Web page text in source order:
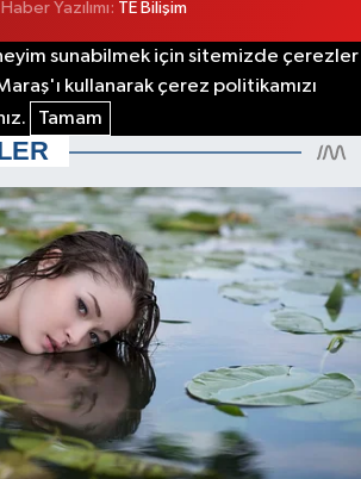
Haber Yazılımı: TE Bilişim
sunabilmek için sitemizde çerezler
kullanarak çerez politikamızı
Tamam